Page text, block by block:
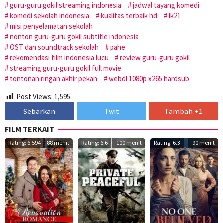
guru-guru gokil streaming indonesia
jadwal tayang komedi
komedi sekolah indonesia
kualitas terbaik hd
lk21
misi penyelamatan sekolah
nonton guru-guru gokil subtitle indonesia
OST dan soundtrack sekolah
pahe
rekomendasi film indonesia lucu
review guru-guru gokil
streaming guru-guru gokil full movie
tontonan ringan akhir pekan
webdl 1080p x265 hardsub
Post Views: 1,595
Sebarkan Twit
Tambah +1
FILM TERKAIT
Rating: 6.594 88 menit Rating: 6.6 100 menit Rating: 6.3 90 menit